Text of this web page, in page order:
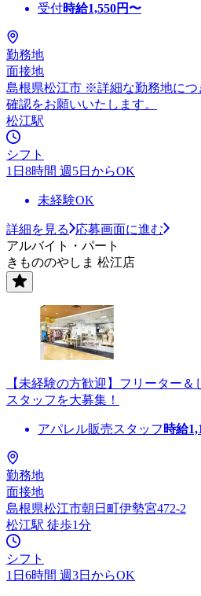
受付時給1,550円〜
勤務地
面接地
島根県松江市 ※詳細な勤務地に
確認をお願いいたします。
松江駅
シフト
1日8時間 週5日からOK
未経験OK
詳細を見る
応募画面に進む
アルバイト・パート
きもののやしま 松江店
【未経験の方歓迎】フリーター
スタッフを大募集！
アパレル販売スタッフ 時給
勤務地
面接地
島根県松江市朝日町伊勢宮472-2
松江駅 徒歩1分
シフト
1日6時間 週3日からOK